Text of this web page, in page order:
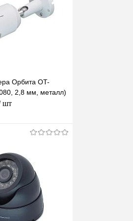
Орбита OT-
2,8 мм, металл)
шт
К сравнению
Под заказ